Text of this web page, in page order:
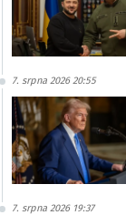
7. srpna 2026 20:55
7. srpna 2026 19:37